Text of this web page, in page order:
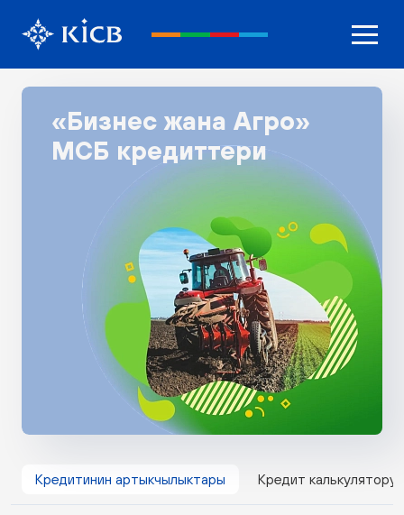
«Бизнес жана Агро»
МСБ кредиттери
Кредитинин артыкчылыктары Кредит калькулятору